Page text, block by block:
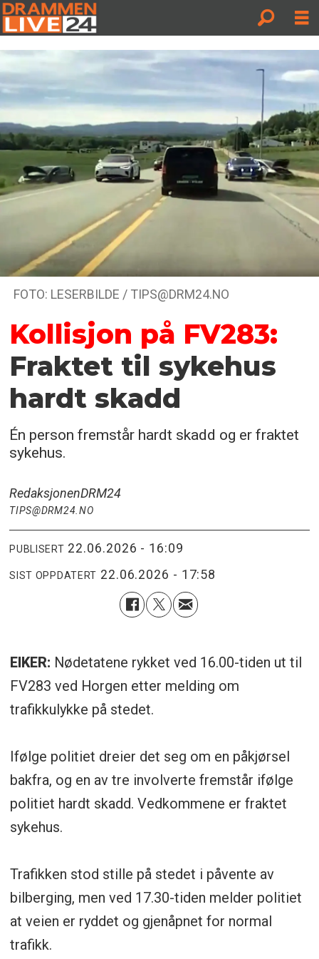
FOTO: LESERBILDE / TIPS@DRM24.NO
Kollisjon på FV283:
Fraktet til sykehus
hardt skadd
Én person fremstår hardt skadd og er fraktet
sykehus.
RedaksjonenDRM24
TIPS@DRM24.NO
PUBLISERT 22.06.2026 - 16:09
SIST OPPDATERT 22.06.2026 - 17:58
EIKER: Nødetatene rykket ved 16.00-tiden ut til
FV283 ved Horgen etter melding om
trafikkulykke på stedet.
Ifølge politiet dreier det seg om en påkjørsel
bakfra, og en av tre involverte fremstår ifølge
politiet hardt skadd. Vedkommene er fraktet
sykehus.
Trafikken stod stille på stedet i påvente av
bilberging, men ved 17.30-tiden melder politiet
at veien er ryddet og gjenåpnet for normal
trafikk.